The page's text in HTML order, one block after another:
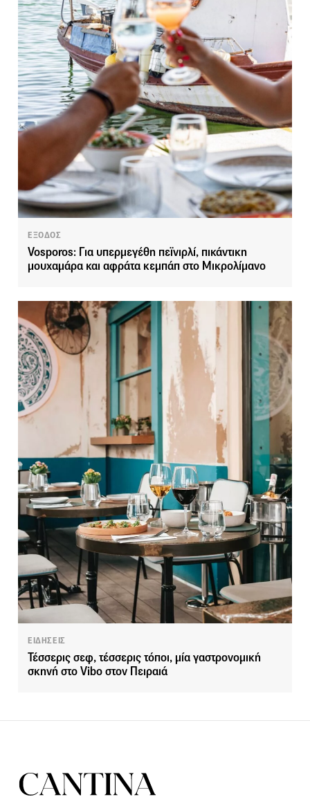
ΕΞΟΔΟΣ
Vosporos: Για υπερμεγέθη πεϊνιρλί, πικάντικη
μουχαμάρα και αφράτα κεμπάπ στο Μικρολίμανο
ΕΙΔΗΣΕΙΣ
Τέσσερις σεφ, τέσσερις τόποι, μία γαστρονομική
σκηνή στο Vibo στον Πειραιά